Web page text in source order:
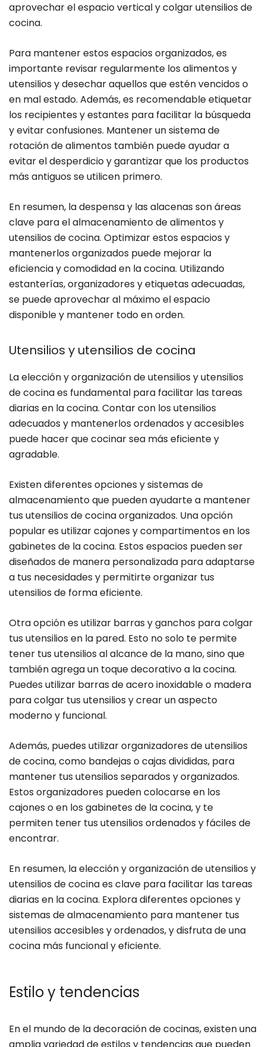
aprovechar el espacio vertical y colgar utensilios de
cocina.
Para mantener estos espacios organizados, es
importante revisar regularmente los alimentos y
utensilios y desechar aquellos que estén vencidos o
en mal estado. Además, es recomendable etiquetar
los recipientes y estantes para facilitar la búsqueda
y evitar confusiones. Mantener un sistema de
rotación de alimentos también puede ayudar a
evitar el desperdicio y garantizar que los productos
más antiguos se utilicen primero.
En resumen, la despensa y las alacenas son áreas
clave para el almacenamiento de alimentos y
utensilios de cocina. Optimizar estos espacios y
mantenerlos organizados puede mejorar la
eficiencia y comodidad en la cocina. Utilizando
estanterías, organizadores y etiquetas adecuadas,
se puede aprovechar al máximo el espacio
disponible y mantener todo en orden.
Utensilios y utensilios de cocina
La elección y organización de utensilios y utensilios
de cocina es fundamental para facilitar las tareas
diarias en la cocina. Contar con los utensilios
adecuados y mantenerlos ordenados y accesibles
puede hacer que cocinar sea más eficiente y
agradable.
Existen diferentes opciones y sistemas de
almacenamiento que pueden ayudarte a mantener
tus utensilios de cocina organizados. Una opción
popular es utilizar cajones y compartimentos en los
gabinetes de la cocina. Estos espacios pueden ser
diseñados de manera personalizada para adaptarse
a tus necesidades y permitirte organizar tus
utensilios de forma eficiente.
Otra opción es utilizar barras y ganchos para colgar
tus utensilios en la pared. Esto no solo te permite
tener tus utensilios al alcance de la mano, sino que
también agrega un toque decorativo a la cocina.
Puedes utilizar barras de acero inoxidable o madera
para colgar tus utensilios y crear un aspecto
moderno y funcional.
Además, puedes utilizar organizadores de utensilios
de cocina, como bandejas o cajas divididas, para
mantener tus utensilios separados y organizados.
Estos organizadores pueden colocarse en los
cajones o en los gabinetes de la cocina, y te
permiten tener tus utensilios ordenados y fáciles de
encontrar.
En resumen, la elección y organización de utensilios y
utensilios de cocina es clave para facilitar las tareas
diarias en la cocina. Explora diferentes opciones y
sistemas de almacenamiento para mantener tus
utensilios accesibles y ordenados, y disfruta de una
cocina más funcional y eficiente.
Estilo y tendencias
En el mundo de la decoración de cocinas, existen una